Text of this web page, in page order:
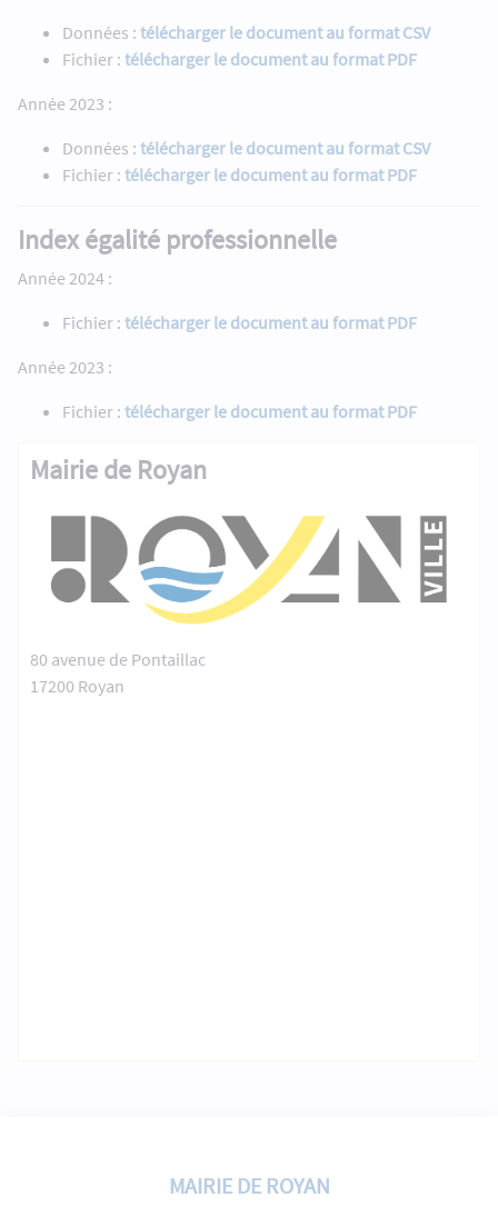
Données : télécharger le document au format CSV
Fichier : télécharger le document au format PDF
Année 2023 :
Données : télécharger le document au format CSV
Fichier : télécharger le document au format PDF
Index égalité professionnelle
Année 2024 :
Fichier : télécharger le document au format PDF
Année 2023 :
Fichier : télécharger le document au format PDF
Mairie de Royan
80 avenue de Pontaillac
17200 Royan
MAIRIE DE ROYAN